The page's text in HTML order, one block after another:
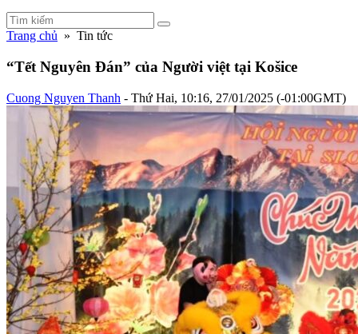
Trang chủ » Tin tức
“Tết Nguyên Đán” của Người việt tại Košice
Cuong Nguyen Thanh - Thứ Hai, 10:16, 27/01/2025 (-01:00GMT)